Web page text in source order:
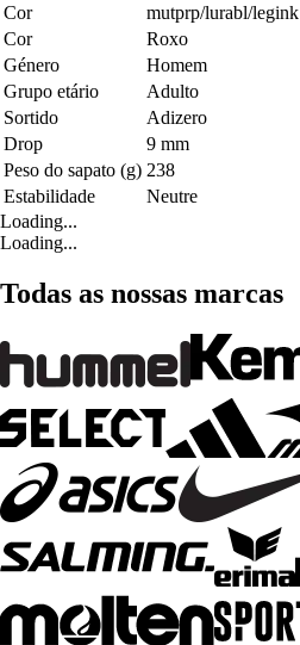
Cor
mutprp/lurabl/legink
Cor
Roxo
Género
Homem
Grupo etário
Adulto
Sortido
Adizero
Drop
9 mm
Peso do sapato (g) 238
Estabilidade
Neutre
Loading...
Loading...
Todas as nossas marcas